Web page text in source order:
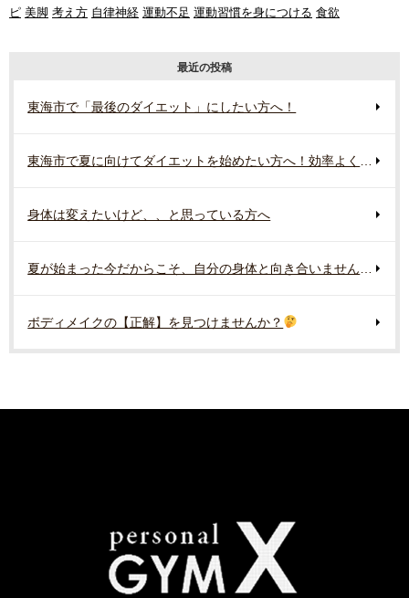
ピ 美脚 考え方 自律神経 運動不足 運動習慣を身につける 食欲
最近の投稿
東海市で「最後のダイエット」にしたい方へ！
身体は変えたいけど、、と思っている方へ
ボディメイクの【正解】を見つけませんか？